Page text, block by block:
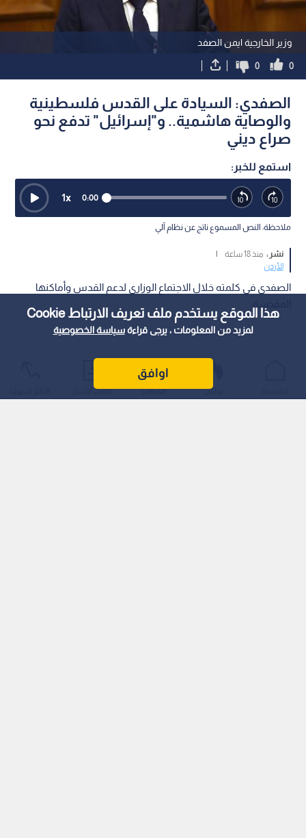
هذا الموقع يستخدم ملف تعريف الارتباط Cookie
لمزيد من المعلومات ، يرجى قراءةسياسة الخصوصية
اوافق
وزير الخارجية ايمن الصفد
0
0
الصفدي: السيادة على القدس فلسطينية
والوصاية هاشمية.. و"إسرائيل" تدفع نحو
صراع ديني
استمع للخبر:
0:00
1x
ملاحظة: النص المسموع ناتج عن نظام آلي
نشر : منذ 18 ساعة
|
الأردن
الصفدي في كلمته خلال الاجتماع الوزاري لدعم القدس وأماكنها
عواجل المباشر أحدث الأخبار